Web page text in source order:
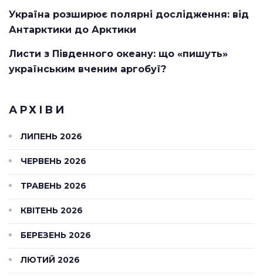
Україна розширює полярні дослідження: від
Антарктики до Арктики
Листи з Південного океану: що «пишуть»
українським вченим аргобуї?
АРХІВИ
ЛИПЕНЬ 2026
ЧЕРВЕНЬ 2026
ТРАВЕНЬ 2026
КВІТЕНЬ 2026
БЕРЕЗЕНЬ 2026
ЛЮТИЙ 2026